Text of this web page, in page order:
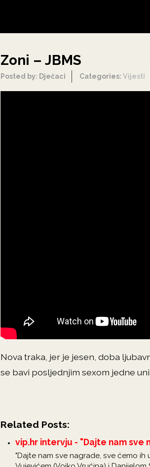
Zoni – JBMS
Posted by: Dječaci Categories: Vijesti
Nova traka, jer je jesen, doba
se bavi posljednjim sexom jedne
Related Posts:
vip.hr intervju - "Dajte nam sve
"Dajte nam sve nagrade, sve ćemo